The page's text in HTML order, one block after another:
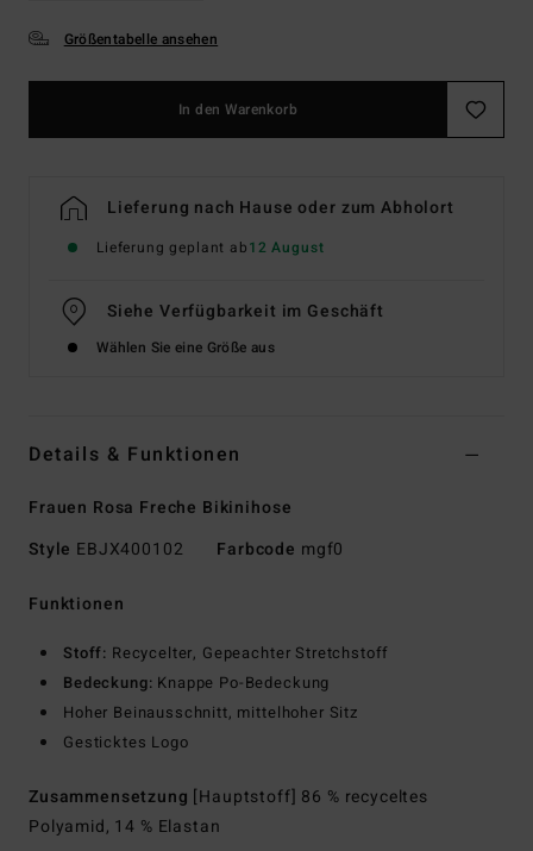
Größentabelle ansehen
In den Warenkorb
Lieferung nach Hause oder zum Abholort
Lieferung geplant ab12 August
Siehe Verfügbarkeit im Geschäft
Wählen Sie eine Größe aus
Details & Funktionen
Frauen Rosa Freche Bikinihose
Style EBJX400102 Farbcode mgf0
Funktionen
Stoff: Recycelter, Gepeachter Stretchstoff
Bedeckung: Knappe Po-Bedeckung
Hoher Beinausschnitt, mittelhoher Sitz
Gesticktes Logo
Zusammensetzung [Hauptstoff] 86 % recyceltes
Polyamid, 14 % Elastan